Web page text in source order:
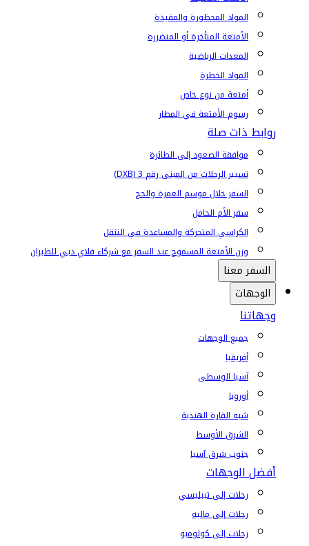
المواد المحظورة والمقيدة
الأمتعة المتأخرة أو المتضررة
المعدات الرياضية
المواد الخطرة
أمتعة من نوع خاص
رسوم الأمتعة في المطار
روابط ذات صلة
موافقة الصعود إلى الطائرة
تسيير الرحلات من المبنى رقم 3 (DXB)
السفر خلال موسم العمرة والحج
سفر الأم الحامل
الكراسي المتحركة والمساعدة في التنقل
وزن الأمتعة المسموح عند السفر مع شركاء فلاي دبي للطيران
السفر معنا
الوجهات
وجهاتنا
جميع الوجهات
أفريقيا
آسيا الوسطى
أوروبا
شبه القارة الهندية
الشرق الأوسط
جنوب شرق آسيا
أفضل الوجهات
رحلات إلى تبيليسي
رحلات إلى ماليه
رحلات إلى كولومبو